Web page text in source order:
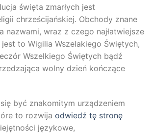
święta zmarłych jest
chrześcijańskiej. Obchody znane
nazwami, wraz z czego najłatwiejsze
to Wigilia Wszelakiego Świętych,
Wszelkiego Świętych bądź
wolny dzień kończące
być znakomitym urządzeniem
to rozwija odwiedź tę stronę
językowe,